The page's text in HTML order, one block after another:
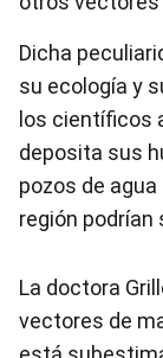
Dicha
su ecología y
los científicos
deposita sus
pozos de
región podrían
La doctora
vectores de